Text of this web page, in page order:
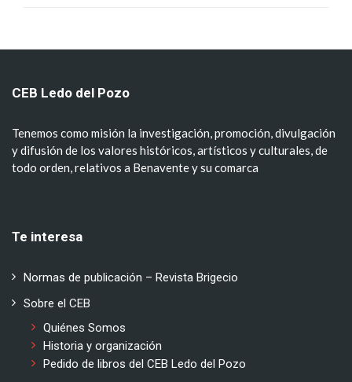
CEB Ledo del Pozo
Tenemos como misión la investigación, promoción, divulgación
y difusión de los valores históricos, artísticos y culturales, de
todo orden, relativos a Benavente y su comarca
Te interesa
Normas de publicación – Revista Brigecio
Sobre el CEB
Quiénes Somos
Historia y organización
Pedido de libros del CEB Ledo del Pozo